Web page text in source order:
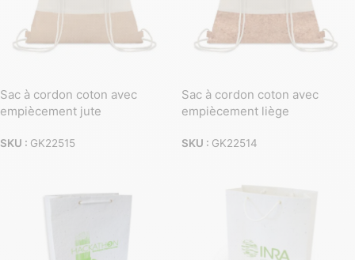
Sac à cordon coton avec
empiècement jute
SKU : GK22515
Sac à cordon coton avec
empiècement liège
SKU : GK22514